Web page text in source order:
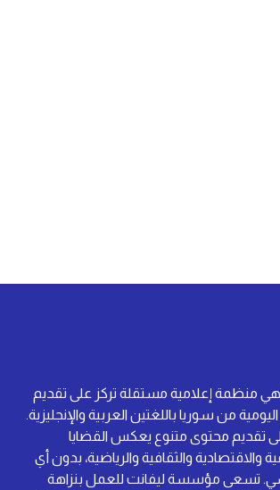
منظمة إعلامية مستقلة تركز على تقديم
من سوريا باللغتين العربية والإنجليزية.
تقديم محتوى متنوع يعكس القضايا
والاقتصادية والثقافية والرياضية، بدون أي
تسعى مؤسسة ليفانت للعمل بنزاهة